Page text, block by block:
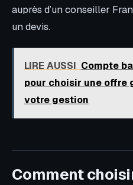
auprès d’un conseiller
un devis.
LIRE AUSSI Compte
pour choisir une offre
votre gestion
Comment